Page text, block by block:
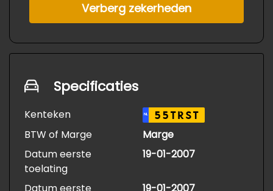
Verberg zekerheden
Specificaties
Kenteken NL 55TRST
BTW of Marge
Marge
Datum eerste
toelating
19-01-2007